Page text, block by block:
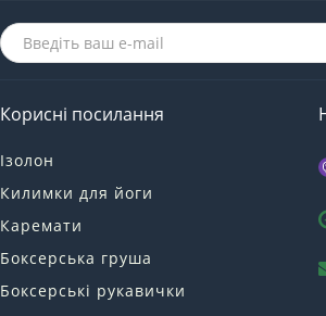
Корисні посилання
Ізолон
Килимки для йоги
Каремати
Боксерська груша
Боксерські рукавички